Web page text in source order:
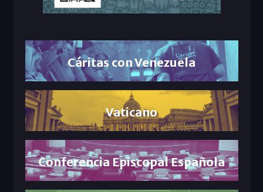
Cáritas con Venezuela
Vaticano
Conferencia Episcopal Española